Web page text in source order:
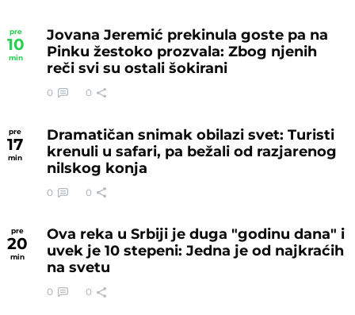
pre
10
min
Jovana Jeremić prekinula goste pa na
Pinku žestoko prozvala: Zbog njenih
reči svi su ostali šokirani
0 0
pre
17
min
Dramatičan snimak obilazi svet: Turisti
krenuli u safari, pa bežali od razjarenog
nilskog konja
0 0
pre
20
min
Ova reka u Srbiji je duga "godinu dana" i
uvek je 10 stepeni: Jedna je od najkraćih
na svetu
0 0